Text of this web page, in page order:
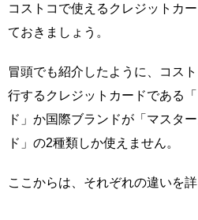
コストコで使えるクレジットカ
ておきましょう。
冒頭でも紹介したように、コス
行するクレジットカードである
ド」か国際ブランドが「マスタ
ド」の2種類しか使えません。
ここからは、それぞれの違いを詳